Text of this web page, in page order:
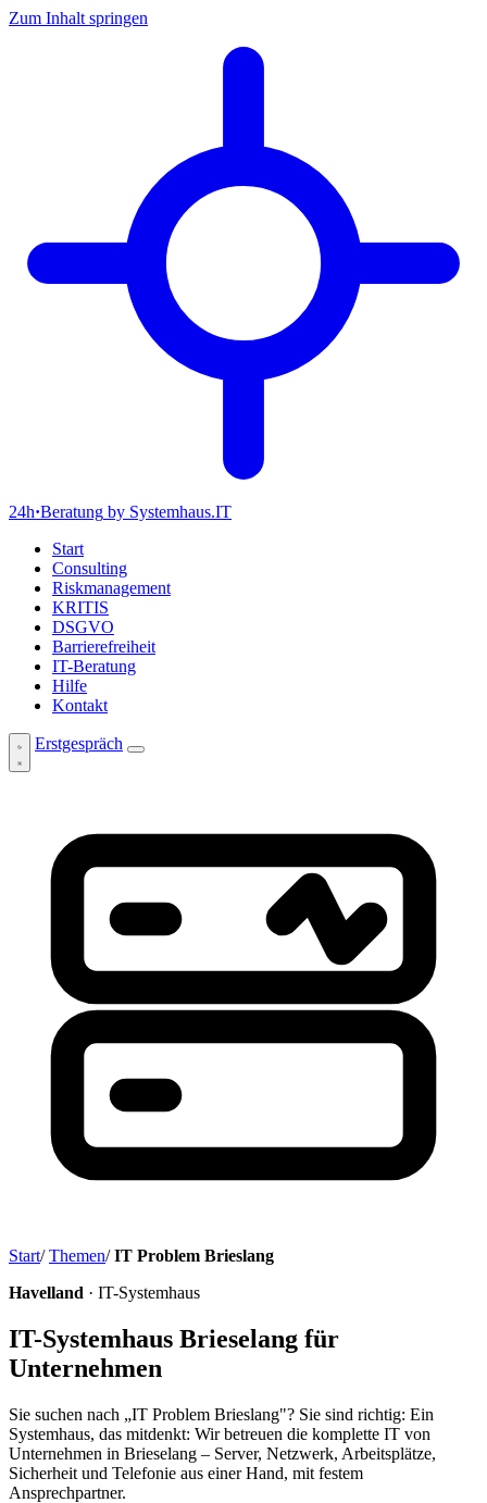
Zum Inhalt springen
24h·Beratung by Systemhaus.IT
Start
Consulting
Riskmanagement
KRITIS
DSGVO
Barrierefreiheit
IT-Beratung
Hilfe
Kontakt
Erstgespräch
Start/ Themen/ IT Problem Brieslang
Havelland · IT-Systemhaus
IT-Systemhaus Brieselang für
Unternehmen
Sie suchen nach „IT Problem Brieslang"? Sie sind richtig: Ein
Systemhaus, das mitdenkt: Wir betreuen die komplette IT von
Unternehmen in Brieselang – Server, Netzwerk, Arbeitsplätze,
Sicherheit und Telefonie aus einer Hand, mit festem
Ansprechpartner.